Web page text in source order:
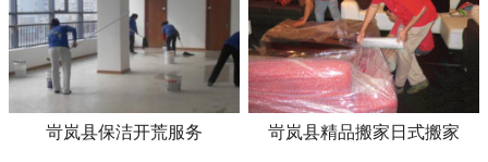
岢岚县保洁开荒服务 岢岚县精品搬家日式搬家